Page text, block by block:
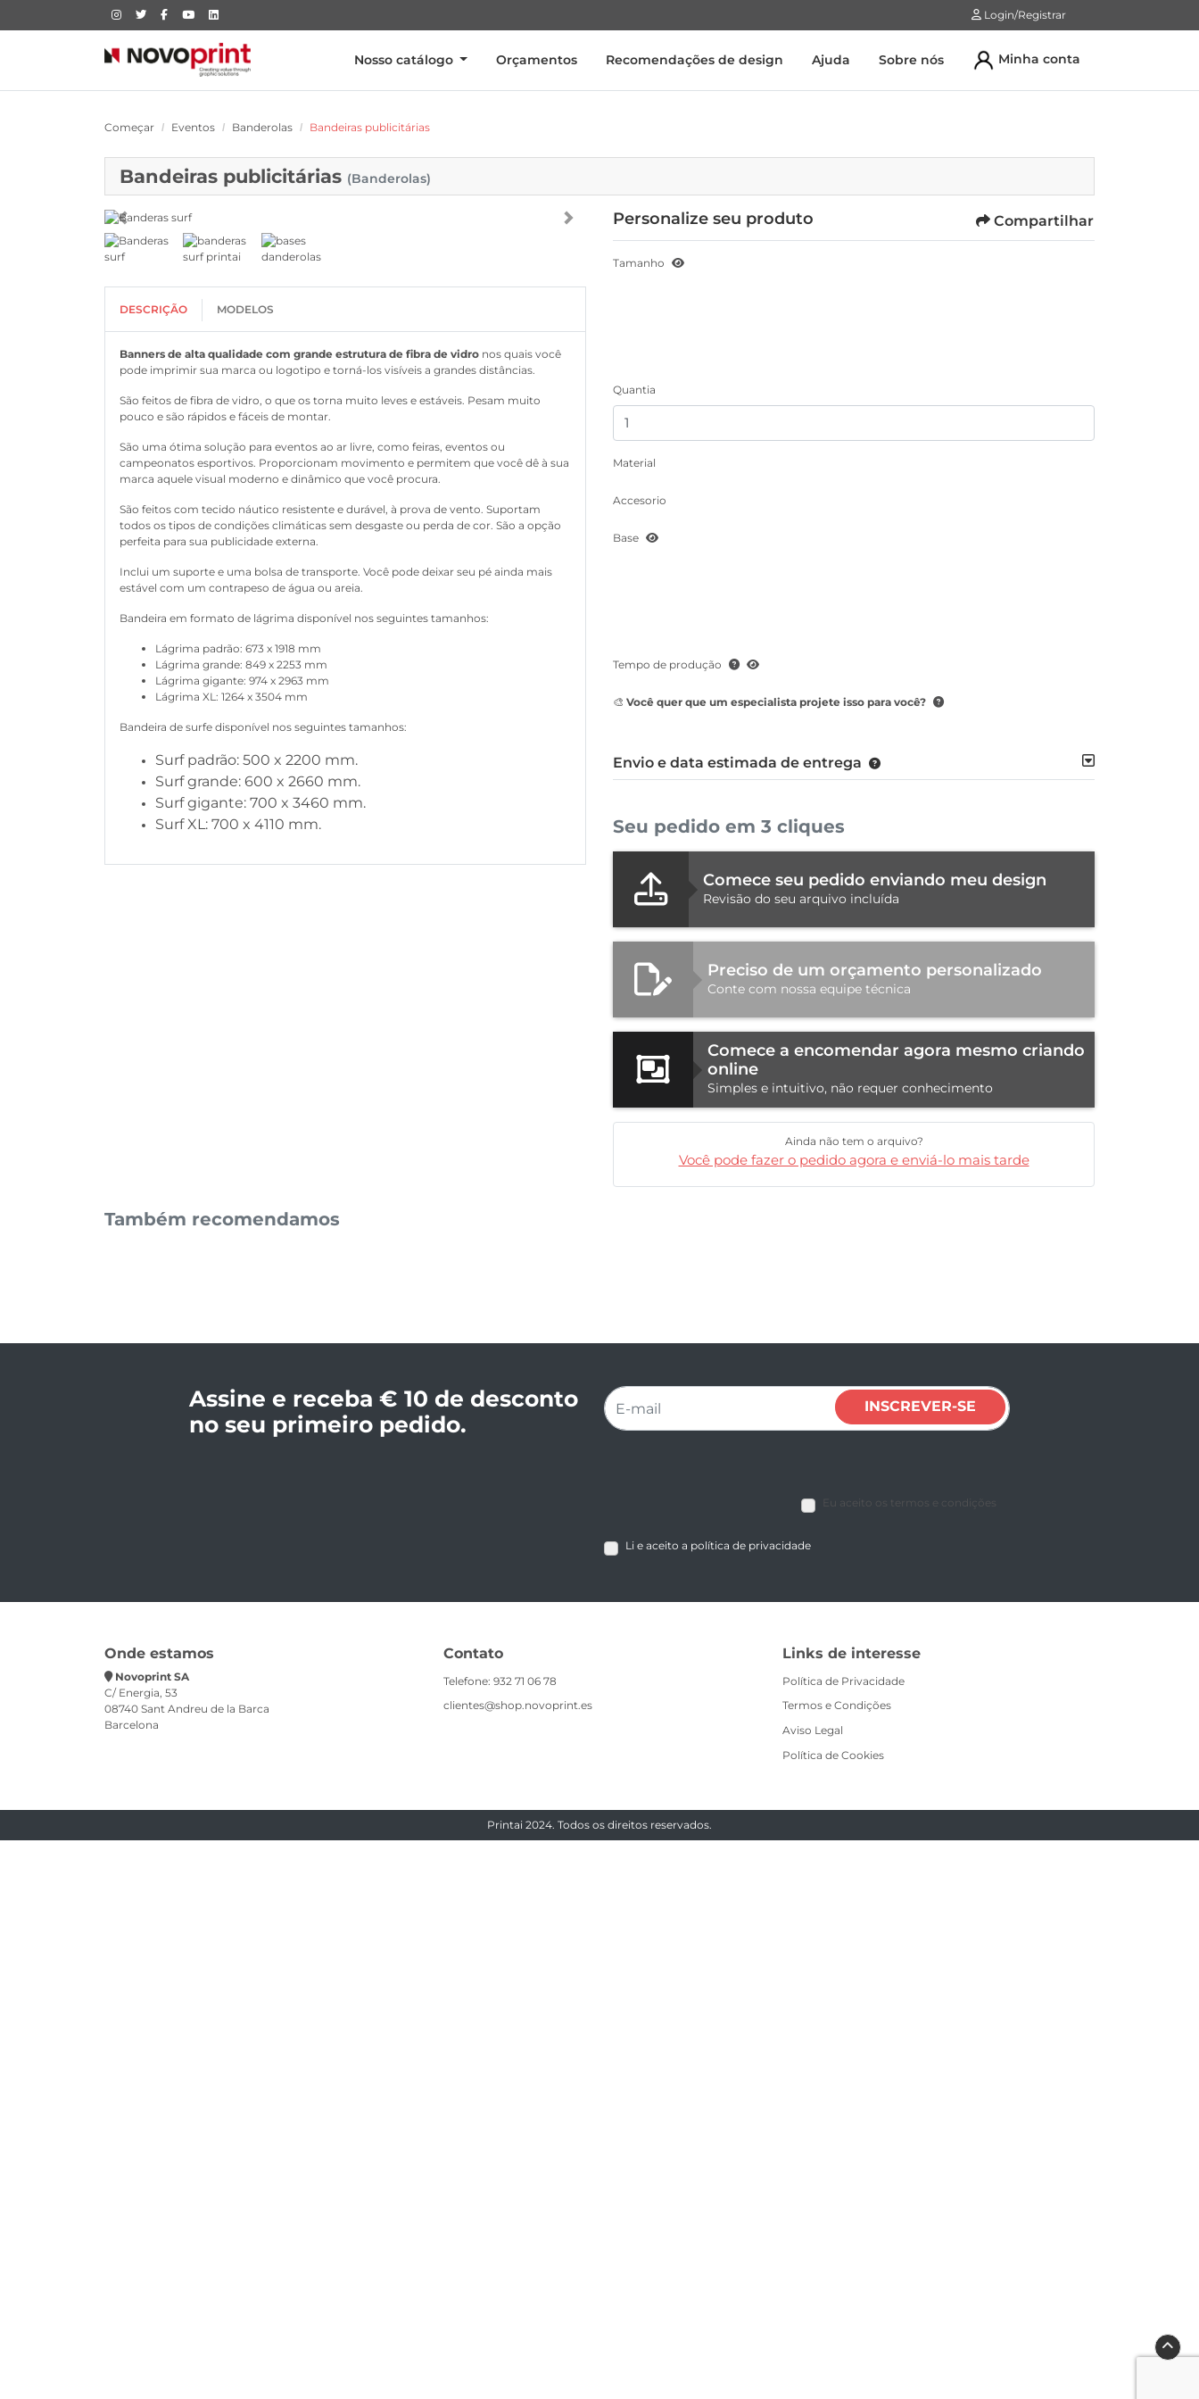
Login/Registrar
Login/Registrar
Nosso catálogo Orçamentos Recomendações de design Ajuda Sobre nós Minha conta
Começar Eventos Banderolas Bandeiras publicitárias
Bandeiras publicitárias (Banderolas)
DESCRIÇÃO MODELOS
Banners de alta qualidade com grande estrutura de fibra de vidro nos quais você
pode imprimir sua marca ou logotipo e torná-los visíveis a grandes distâncias.
São feitos de fibra de vidro, o que os torna muito leves e estáveis. Pesam muito
pouco e são rápidos e fáceis de montar.
São uma ótima solução para eventos ao ar livre, como feiras, eventos ou
campeonatos esportivos. Proporcionam movimento e permitem que você dê à sua
marca aquele visual moderno e dinâmico que você procura.
São feitos com tecido náutico resistente e durável, à prova de vento. Suportam
todos os tipos de condições climáticas sem desgaste ou perda de cor. São a opção
perfeita para sua publicidade externa.
Inclui um suporte e uma bolsa de transporte. Você pode deixar seu pé ainda mais
estável com um contrapeso de água ou areia.
Bandeira em formato de lágrima disponível nos seguintes tamanhos:
Lágrima padrão: 673 x 1918 mm
Lágrima grande: 849 x 2253 mm
Lágrima gigante: 974 x 2963 mm
Lágrima XL: 1264 x 3504 mm
Bandeira de surfe disponível nos seguintes tamanhos:
Surf padrão: 500 x 2200 mm.
Surf grande: 600 x 2660 mm.
Surf gigante: 700 x 3460 mm.
Surf XL: 700 x 4110 mm.
Personalize seu produto Compartilhar
Tamanho
Quantia
Material
Accesorio
Base
Tempo de produção
🎨 Você quer que um especialista projete isso para você?
Envio e data estimada de entrega
Seu pedido em 3 cliques
Comece seu pedido enviando meu design
Revisão do seu arquivo incluída
Preciso de um orçamento personalizado
Conte com nossa equipe técnica
Comece a encomendar agora mesmo criando
online
Simples e intuitivo, não requer conhecimento
Ainda não tem o arquivo?
Você pode fazer o pedido agora e enviá-lo mais tarde
Também recomendamos
Assine e receba € 10 de desconto
no seu primeiro pedido.
INSCREVER-SE
Eu aceito os termos e condições
Li e aceito a política de privacidade
Onde estamos
Novoprint SA
C/ Energia, 53
08740 Sant Andreu de la Barca
Barcelona
Contato
Telefone: 932 71 06 78
clientes@shop.novoprint.es
Links de interesse
Política de Privacidade
Termos e Condições
Aviso Legal
Política de Cookies
Printai 2024. Todos os direitos reservados.